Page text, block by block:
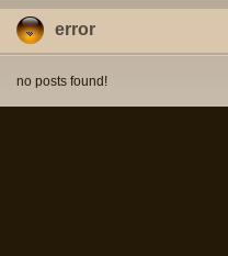
error
no posts found!